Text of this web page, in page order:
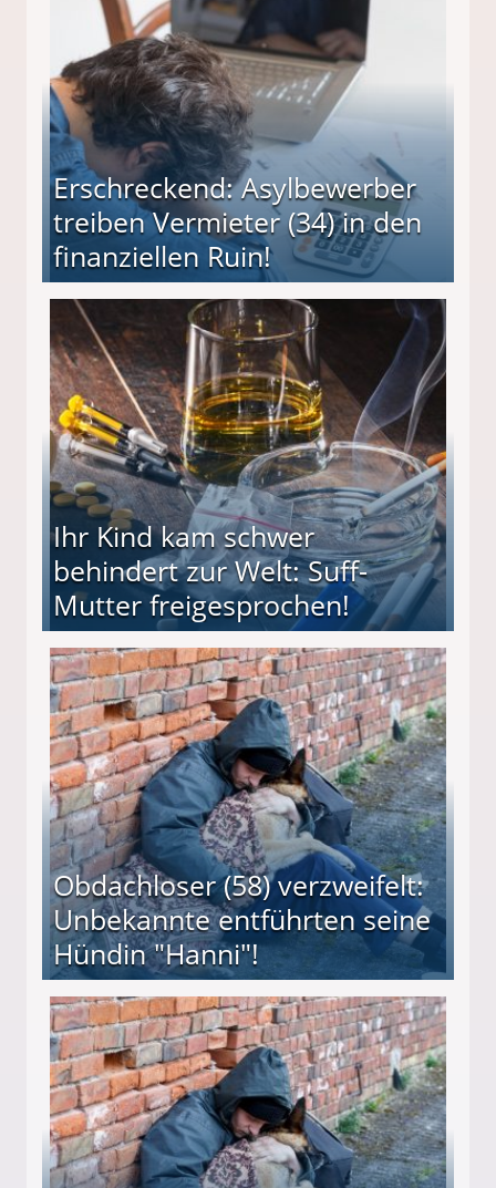
Erschreckend: Asylbewerber
treiben Vermieter (34) in den
finanziellen Ruin!
(34) in den finanziellen Ruin!
Ihr Kind kam schwer
behindert zur Welt: Suff-
Mutter freigesprochen!
Mutter freigesprochen!
Obdachloser (58) verzweifelt:
Unbekannte entführten seine
Hündin "Hanni"!
entführten seine Hündin "Hanni"!